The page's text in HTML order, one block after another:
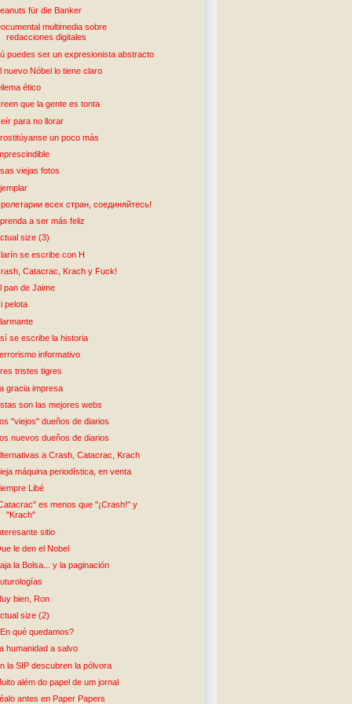
für die Banker
multimedia sobre
redacciones digitales
puedes ser un expresionista abstracto
nuevo Nóbel lo tiene claro
ético
que la gente es tonta
para no llorar
un poco más
viejas fotos
всех стран, соединяйтесь!
a ser más feliz
size (3)
se escribe con H
Catacrac, Krach y Fuck!
pan de Jaime
pelota
se escribe la historia
informativo
tristes tigres
gracia impresa
son las mejores webs
"viejos" dueños de diarios
Los nuevos dueños de diarios
a Crash, Catacrac, Krach
máquina periodística, en venta
Libé
es menos que "¡Crash!" y
"Krach"
sitio
le den el Nobel
la Bolsa... y la paginación
bien, Ron
size (2)
qué quedamos?
La humanidad a salvo
la SIP descubren la pólvora
além do papel de um jornal
antes en Paper Papers